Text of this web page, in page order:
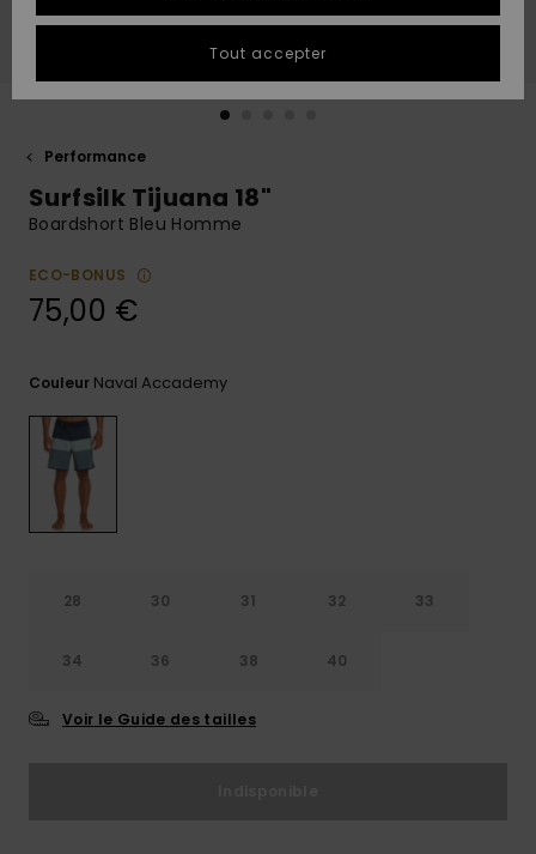
conversation
plus rapide
à votre
réponses
Consulter
Performance
Surfsilk Tijuana 18"
Boardshort Bleu Homme
ECO-BONUS
75,00 €
Couleur Naval Accademy
28 30 31 32 33
34 36 38 40
Voir le Guide des tailles
Tout accepter